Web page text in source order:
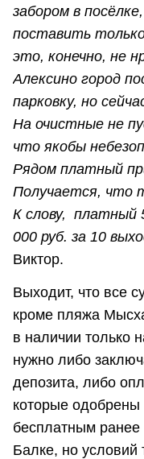
забором в
поставить
это, конечно, не
Алексино город
парковку, но
На очистные не
что якобы
Рядом платный
Получается, что
К слову, платный
000 руб. за 10
Виктор.
Выходит, что все
кроме пляжа
в наличии только
нужно либо
депозита, либо
которые одобрены
бесплатным
Балке, но условий